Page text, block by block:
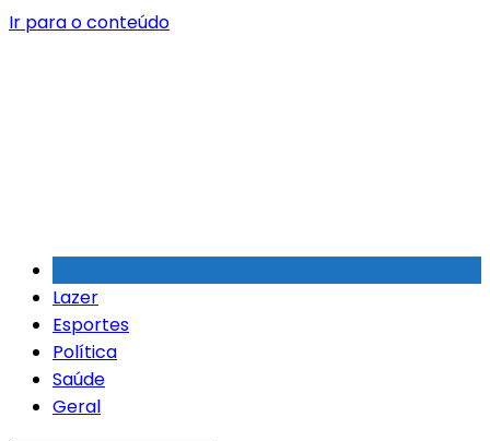
Ir para o conteúdo
Lazer
Esportes
Política
Saúde
Geral